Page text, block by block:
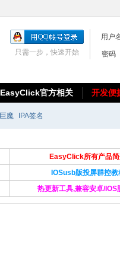
用户
密码
只需一步，快速开始
EasyClick官方相关
开发便
巨魔 IPA签名
EasyClick所有产品
IOSusb版投屏群控教
热更新工具,兼容安卓/IOS